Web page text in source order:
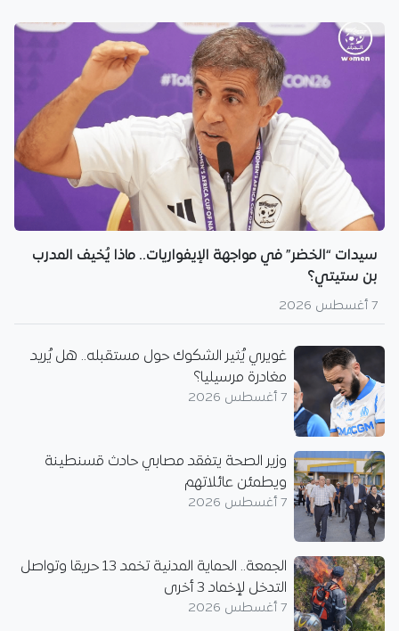
سيدات “الخضر” في مواجهة الإيفواريات.. ماذا يُخيف المدرب
بن ستيتي؟
7 أغسطس 2026
غويري يُثير الشكوك حول مستقبله.. هل يُريد
مغادرة مرسيليا؟
7 أغسطس 2026
وزير الصحة يتفقد مصابي حادث قسنطينة
ويطمئن عائلاتهم
7 أغسطس 2026
الجمعة.. الحماية المدنية تخمد 13 حريقا وتواصل
التدخل لإخماد 3 أخرى
7 أغسطس 2026